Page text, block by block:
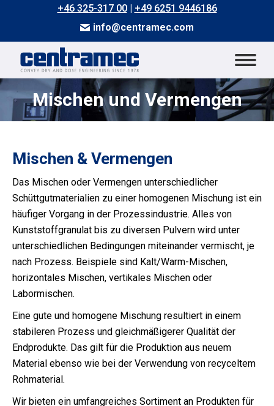
+46 325-317 00| +49 6251 9446186
info@centramec.com
Mischen und Vermengen
Sie befinden sich hier:
Mischen & Vermengen
Das Mischen oder Vermengen unterschiedlicher
Schüttgutmaterialien zu einer homogenen Mischung ist ein
häufiger Vorgang in der Prozessindustrie. Alles von
Kunststoffgranulat bis zu diversen Pulvern wird unter
unterschiedlichen Bedingungen miteinander vermischt, je
nach Prozess. Beispiele sind Kalt/Warm-Mischen,
horizontales Mischen, vertikales Mischen oder
Labormischen.
Eine gute und homogene Mischung resultiert in einem
stabileren Prozess und gleichmäßigerer Qualität der
Endprodukte. Das gilt für die Produktion aus neuem
Material ebenso wie bei der Verwendung von recyceltem
Rohmaterial.
Wir bieten ein umfangreiches Sortiment an Produkten für